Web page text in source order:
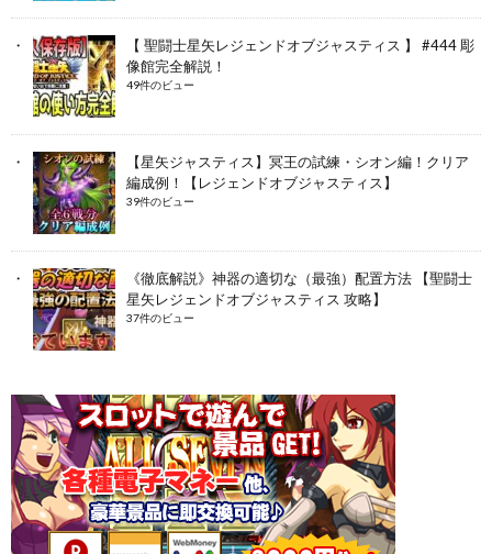
【 聖闘士星矢レジェンドオブジャスティス 】 #444 彫
像館完全解説！
49件のビュー
【星矢ジャスティス】冥王の試練・シオン編！クリア
編成例！【レジェンドオブジャスティス】
39件のビュー
《徹底解説》神器の適切な（最強）配置方法 【聖闘士
星矢レジェンドオブジャスティス 攻略】
37件のビュー